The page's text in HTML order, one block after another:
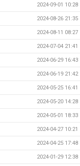
2024-09-01 10:28
2024-08-26 21:35
2024-08-11 08:27
2024-07-04 21:41
2024-06-29 16:43
2024-06-19 21:42
2024-05-25 16:41
2024-05-20 14:28
2024-05-01 18:33
2024-04-27 10:21
2024-04-25 17:48
2024-01-29 12:38